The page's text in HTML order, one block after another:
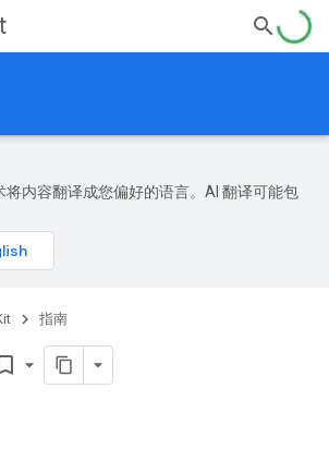
将内容翻译成您偏好的语言。AI 翻译可能包
指南